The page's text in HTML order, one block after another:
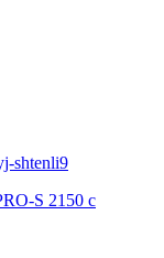
S 2150 с